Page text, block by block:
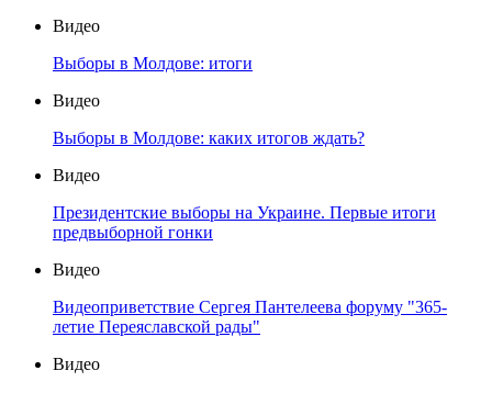
Видео
Выборы в Молдове: итоги
Видео
Выборы в Молдове: каких итогов ждать?
Видео
Президентские выборы на Украине. Первые итоги
предвыборной гонки
Видео
Видеоприветствие Сергея Пантелеева форуму "365-
летие Переяславской рады"
Видео